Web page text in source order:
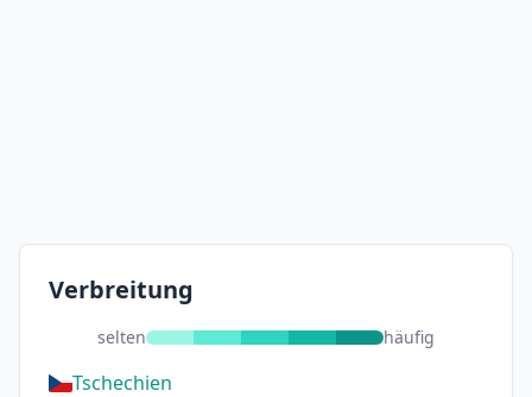
Verbreitung
selten häufig
Tschechien